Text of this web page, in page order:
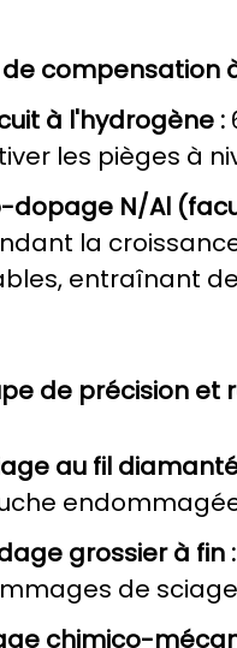
de compensation
à l'hydrogène :
les pièges à
dopage N/Al
la
entraînant
de précision
au fil
grossier à fin :
de
chimico-